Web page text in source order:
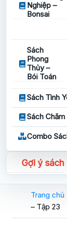
Nghiệp –
Bonsai
Sách
Phong
Thủy –
Bói Toán
Sách Tình
Sách
Combo
Gợi ý sách
Sách nói
Trang chủ
– Tập 23